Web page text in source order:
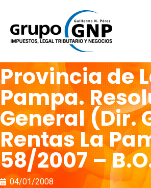
Provincia de
Pampa.
General (Dir.
Rentas La
58/2007 –
04/01/2008